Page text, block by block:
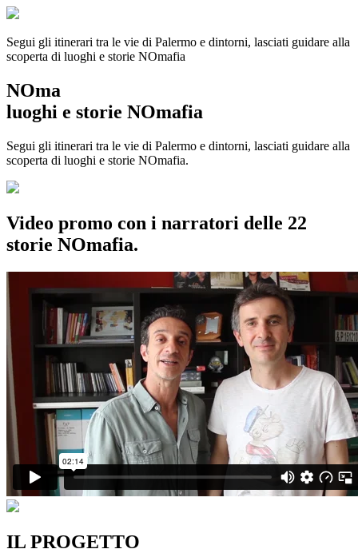
Segui gli itinerari tra le vie di Palermo e dintorni, lasciati guidare alla
scoperta di luoghi e storie NOmafia
NOma
luoghi e storie NOmafia
Segui gli itinerari tra le vie di Palermo e dintorni, lasciati guidare alla
scoperta di luoghi e storie NOmafia.
Video promo con i narratori delle 22
storie NOmafia.
IL PROGETTO